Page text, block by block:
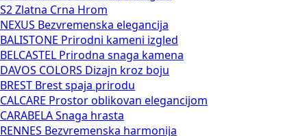
S2Zlatna Crna Hrom
NEXUS Bezvremenska elegancija
BALISTONE Prirodni kameni izgled
BELCASTEL Prirodna snaga kamena
DAVOS COLORS Dizajn kroz boju
BREST Brest spaja prirodu
CALCARE Prostor oblikovan elegancijom
CARABELASnaga hrasta
RENNES Bezvremenska harmonija